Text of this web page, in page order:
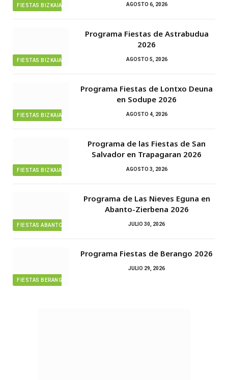
FIESTAS BIZKAIA AGOSTO 6, 2026
FIESTAS BIZKAIA
Programa Fiestas de Astrabudua
2026
AGOSTO 5, 2026
FIESTAS BIZKAIA
Programa Fiestas de Lontxo Deuna
en Sodupe 2026
AGOSTO 4, 2026
FIESTAS BIZKAIA
Programa de las Fiestas de San
Salvador en Trapagaran 2026
AGOSTO 3, 2026
FIESTAS ABANTO ZIERBENA
Programa de Las Nieves Eguna en
Abanto-Zierbena 2026
JULIO 30, 2026
FIESTAS BERANGO
Programa Fiestas de Berango 2026
JULIO 29, 2026